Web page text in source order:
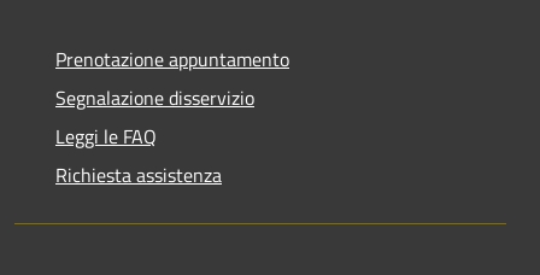
Prenotazione appuntamento
Segnalazione disservizio
Leggi le FAQ
Richiesta assistenza